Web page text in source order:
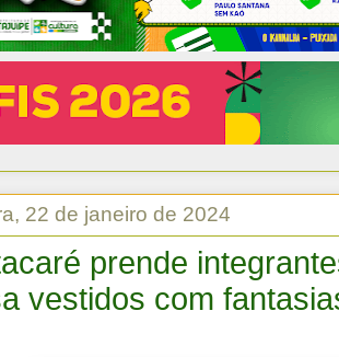
22 de janeiro de 2024
prende
vestidos com